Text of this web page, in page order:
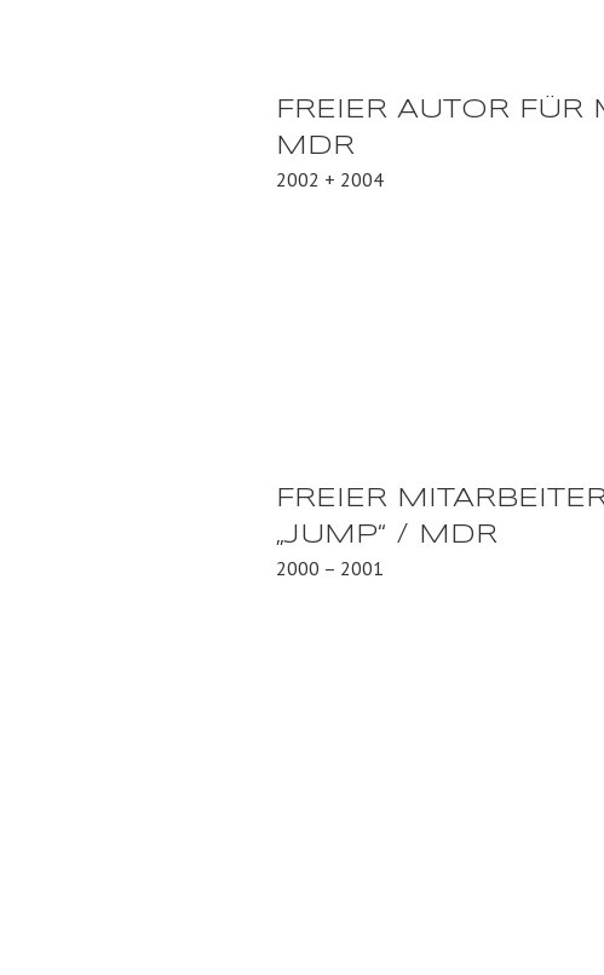
FREIER AUTOR FÜR
MDR
2002 + 2004
FREIER
„JUMP“ / MDR
2000 – 2001